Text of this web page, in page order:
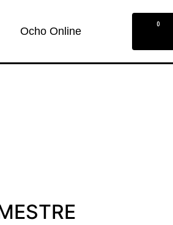
Ocho Online
0